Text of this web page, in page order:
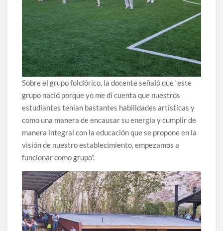
Sobre el grupo folclórico, la docente señaló que “este
grupo nació porque yo me di cuenta que nuestros
estudiantes tenían bastantes habilidades artísticas y
como una manera de encausar su energía y cumplir de
manera integral con la educación que se propone en la
visión de nuestro establecimiento, empezamos a
funcionar como grupo”.